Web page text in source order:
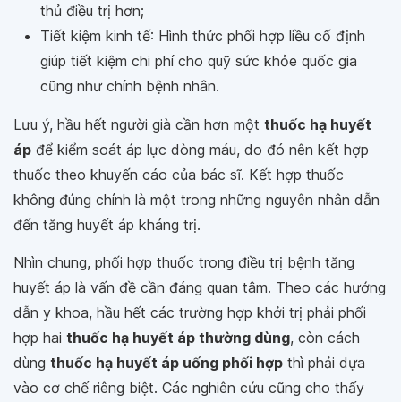
thủ điều trị hơn;
Tiết kiệm kinh tế: Hình thức phối hợp liều cố định
giúp tiết kiệm chi phí cho quỹ sức khỏe quốc gia
cũng như chính bệnh nhân.
Lưu ý, hầu hết người già cần hơn một thuốc hạ huyết
áp để kiểm soát áp lực dòng máu, do đó nên kết hợp
thuốc theo khuyến cáo của bác sĩ. Kết hợp thuốc
không đúng chính là một trong những nguyên nhân dẫn
đến tăng huyết áp kháng trị.
Nhìn chung, phối hợp thuốc trong điều trị bệnh tăng
huyết áp là vấn đề cần đáng quan tâm. Theo các hướng
dẫn y khoa, hầu hết các trường hợp khởi trị phải phối
hợp hai thuốc hạ huyết áp thường dùng, còn cách
dùng thuốc hạ huyết áp uống phối hợp thì phải dựa
vào cơ chế riêng biệt. Các nghiên cứu cũng cho thấy